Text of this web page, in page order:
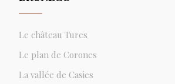
Le château Tures
Le plan de Corones
La vallée de Casies